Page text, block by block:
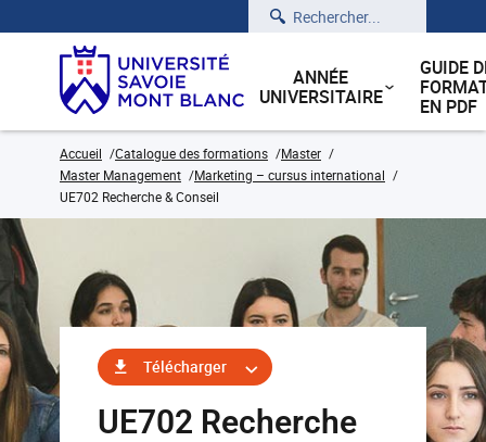
Rechercher
ANNÉE
UNIVERSITAIRE
GUIDE
EN PDF
Accueil Catalogue des formations
Master
Master Management
Marketing – cursus international
UE702 Recherche & Conseil
Télécharger
UE702 Recherche